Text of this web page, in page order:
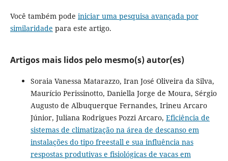
Você também pode iniciar uma pesquisa avançada por
similaridade para este artigo.
Artigos mais lidos pelo mesmo(s) autor(es)
Soraia Vanessa Matarazzo, Iran José Oliveira da Silva,
Maurício Perissinotto, Daniella Jorge de Moura, Sérgio
Augusto de Albuquerque Fernandes, Irineu Arcaro
Júnior, Juliana Rodrigues Pozzi Arcaro, Eficiência de
sistemas de climatização na área de descanso em
instalações do tipo freestall e sua influência nas
respostas produtivas e fisiológicas de vacas em